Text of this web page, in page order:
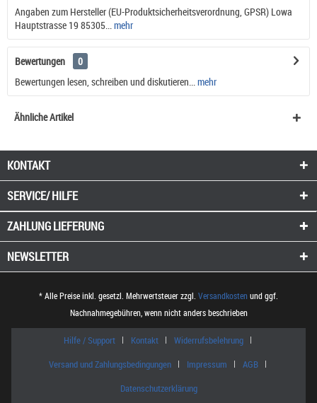
Angaben zum Hersteller (EU-Produktsicherheitsverordnung, GPSR) Lowa
Hauptstrasse 19 85305...
mehr
Bewertungen
0
Bewertungen lesen, schreiben und diskutieren...
mehr
Ähnliche Artikel
KONTAKT
SERVICE/ HILFE
ZAHLUNGLIEFERUNG
NEWSLETTER
* Alle Preise inkl. gesetzl. Mehrwertsteuer zzgl. Versandkosten und ggf.
Nachnahmegebühren, wenn nicht anders beschrieben
Hilfe / Support Kontakt
Widerrufsbelehrung
Versand und Zahlungsbedingungen
Impressum
AGB
Datenschutzerklärung